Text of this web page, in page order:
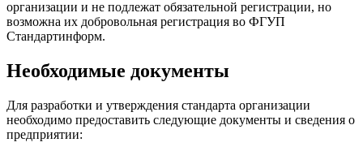
организации и не подлежат обязательной регистрации, но
возможна их добровольная регистрация во ФГУП
Стандартинформ.
Необходимые документы
Для разработки и утверждения стандарта организации
необходимо предоставить следующие документы и сведения о
предприятии: